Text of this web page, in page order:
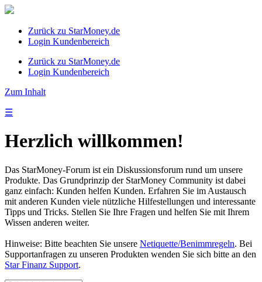
Zurück zu StarMoney.de
Login Kundenbereich
Zurück zu StarMoney.de
Login Kundenbereich
Zum Inhalt
☰
Herzlich willkommen!
Das StarMoney-Forum ist ein Diskussionsforum rund um unsere
Produkte. Das Grundprinzip der StarMoney Community ist dabei
ganz einfach: Kunden helfen Kunden. Erfahren Sie im Austausch
mit anderen Kunden viele nützliche Hilfestellungen und interessante
Tipps und Tricks. Stellen Sie Ihre Fragen und helfen Sie mit Ihrem
Wissen anderen weiter.
Hinweise: Bitte beachten Sie unsere Netiquette/Benimmregeln. Bei
Supportanfragen zu unseren Produkten wenden Sie sich bitte an den
Star Finanz Support.